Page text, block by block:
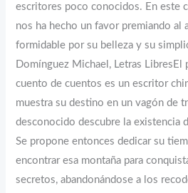
escritores poco conocidos. En este
nos ha hecho un favor premiando al
formidable por su belleza y su
Domínguez Michael, Letras LibresEl
cuento de cuentos es un escritor
muestra su destino en un vagón de
desconocido descubre la existencia
Se propone entonces dedicar su
encontrar esa montaña para
secretos, abandonándose a los